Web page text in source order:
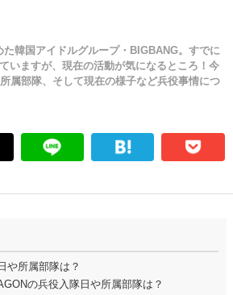
た韓国アイドルグループ・BIGBANG。すでに
いますが、現在の活動が気になるところ！今
属部隊、そして現在の様子など兵役事情につ
や所属部隊は？
の兵役入隊日や所属部隊は？